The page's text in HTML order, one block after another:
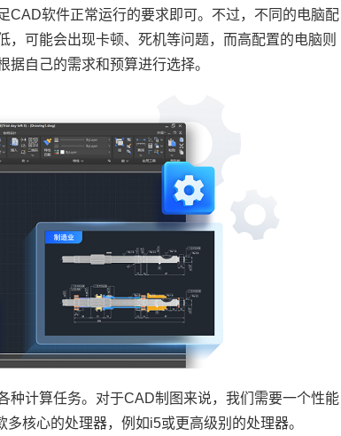
CAD软件正常运行的要求即可。不过，不同的电脑配
可能会出现卡顿、死机等问题，而高配置的电脑则
自己的需求和预算进行选择。
种计算任务。对于CAD制图来说，我们需要一个性能
核心的处理器，例如i5或更高级别的处理器。